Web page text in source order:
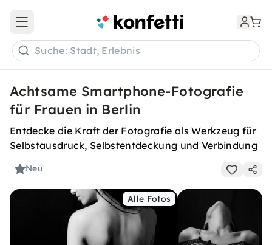
Open main menu
Suche: Stadt, Erlebnis
Achtsame Smartphone-Fotografie
für Frauen in Berlin
Entdecke die Kraft der Fotografie als Werkzeug für
Selbstausdruck, Selbstentdeckung und Verbindung
Neu
Alle Fotos